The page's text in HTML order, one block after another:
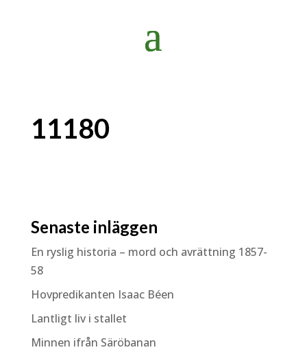
11180
Senaste inläggen
En ryslig historia – mord och avrättning 1857-
58
Hovpredikanten Isaac Béen
Lantligt liv i stallet
Minnen ifrån Säröbanan